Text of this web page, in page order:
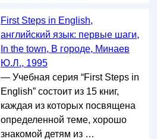
First Steps in English,
английский язык: первые шаги,
In the town, В городе, Минаев
Ю.Л., 1995
— Учебная серия “First Steps in
English” состоит из 15 книг,
каждая из которых посвящена
определенной теме, хорошо
знакомой детям из …